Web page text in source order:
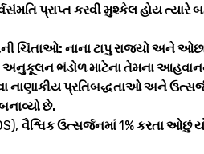
પ્રાપ્ત કરવી મુશ્કેલ હોય ત્યારે
નાના ટાપુ રાજ્યો અને ઓછા
ભંડોળ માટેના તેમના
નાણાકીય પ્રતિબદ્ધતાઓ અને
છે.
વૈશ્વિક ઉત્સર્જનમાં1%કરતા ઓછું